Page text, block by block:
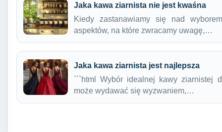
Jaka kawa ziarnista nie jest kwaśna
Kiedy zastanawiamy się nad
aspektów, na które zwracamy uwagę,…
Jaka kawa ziarnista jest najlepsza
```html Wybór idealnej kawy ziarnistej
może wydawać się wyzwaniem,…